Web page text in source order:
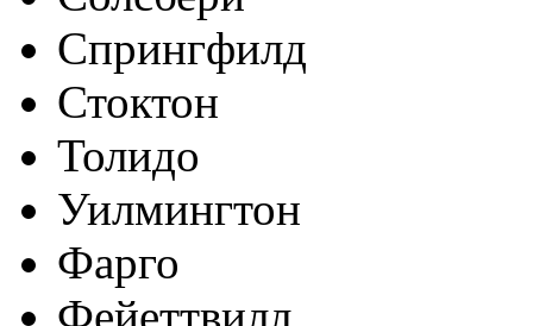
Спрингфилд
Стоктон
Толидо
Уилмингтон
Фарго
Фейеттвилл